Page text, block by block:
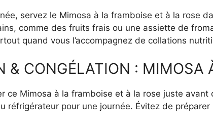
servez le Mimosa à la framboise et à la rose
comme des fruits frais ou une assiette de
quand vous l’accompagnez de collations
& CONGÉLATION : MIMOSA
ce Mimosa à la framboise et à la rose juste
réfrigérateur pour une journée. Évitez de